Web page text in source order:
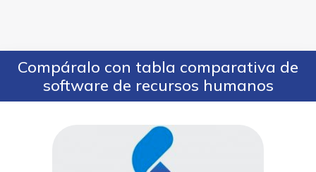
Compáralo con tabla comparativa de
software de recursos humanos